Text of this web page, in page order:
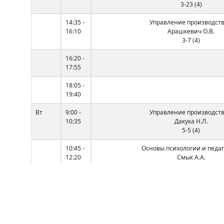
3-23 (4)
14:35 -
16:10
Управление
Арашкевич О.В.
3-7 (4)
16:20 -
17:55
18:05 -
19:40
Вт
9:00 -
10:35
Управление
Дакука Н.Л.
5-5 (4)
10:45 -
12:20
Основы психологии и
Смык А.А.